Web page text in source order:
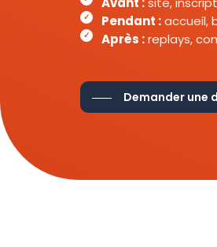
Pendant :accueil,
Après :replays,
Demander une